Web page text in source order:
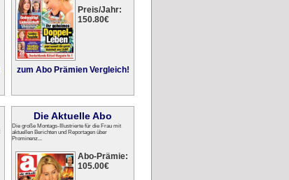
Preis/Jahr:
150.80€
zum Abo Prämien Vergleich!
Die Aktuelle Abo
Die große Montags-Illustrierte für die Frau mit
aktuellen Berichten und Reportagen über
Prominenz...
Abo-Prämie:
105.00€